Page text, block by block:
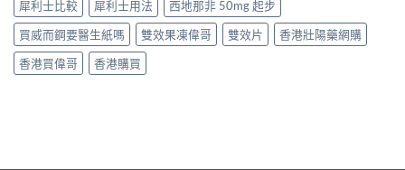
犀利士比較
犀利士用法
西地那非 50mg 起步
買威而鋼要醫生紙嗎
雙效果凍偉哥 雙效片
香港壯陽藥網購
香港買偉哥
香港購買